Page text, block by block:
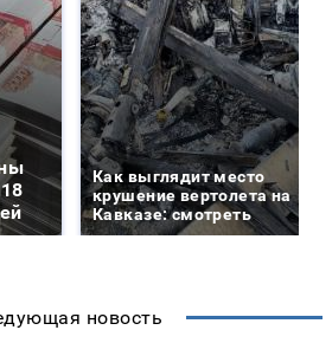
Как выглядит место
крушение вертолета на
Кавказе: смотреть
новость